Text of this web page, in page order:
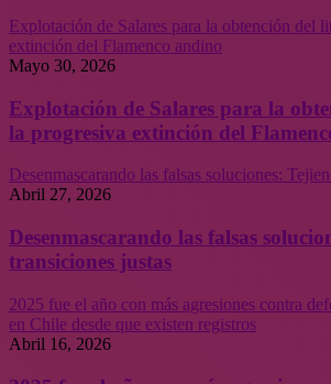
Explotación de Salares para la obtención del
extinción del Flamenco andino
Mayo 30, 2026
Explotación de Salares para la
la progresiva extinción del
Desenmascarando las falsas soluciones:
Abril 27, 2026
Desenmascarando las falsas
transiciones justas
2025 fue el año con más agresiones contra
en Chile desde que existen registros
Abril 16, 2026